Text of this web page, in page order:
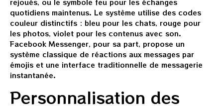
quotidiens maintenus. Le système utilise des codes
couleur distinctifs : bleu pour les chats, rouge pour
les photos, violet pour les contenus avec son.
Facebook Messenger, pour sa part, propose un
système classique de réactions aux messages par
émojis et une interface traditionnelle de messagerie
instantanée.
Personnalisation des